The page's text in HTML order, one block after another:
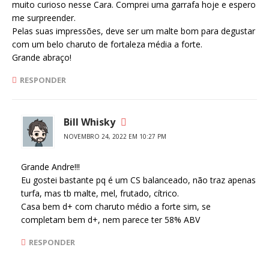
muito curioso nesse Cara. Comprei uma garrafa hoje e espero
me surpreender.
Pelas suas impressões, deve ser um malte bom para degustar
com um belo charuto de fortaleza média a forte.
Grande abraço!
RESPONDER
Bill Whisky
NOVEMBRO 24, 2022 EM 10:27 PM
Grande Andre!!!
Eu gostei bastante pq é um CS balanceado, não traz apenas
turfa, mas tb malte, mel, frutado, cítrico.
Casa bem d+ com charuto médio a forte sim, se
completam bem d+, nem parece ter 58% ABV
RESPONDER